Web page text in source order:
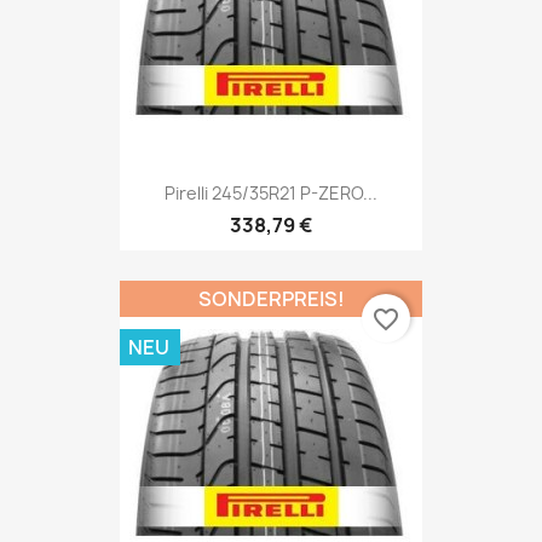
Pirelli 245/35R21 P-ZERO...
338,79 €
SONDERPREIS!
NEU
favorite_border